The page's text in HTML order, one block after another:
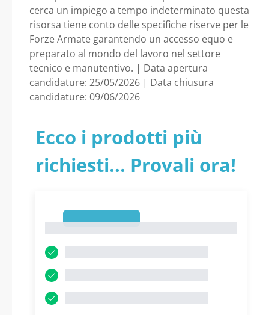
66/2010, se in
possesso dei
requisiti previsti dal
Provincia di Teramo
cerca un impiego a tempo indeterminato questa
risorsa tiene conto delle specifiche riserve per le
Forze Armate garantendo un accesso equo e
preparato al mondo del lavoro nel settore
tecnico e manutentivo. | Data apertura
candidature: 25/05/2026 | Data chiusura
candidature: 09/06/2026
Ecco i prodotti più
richiesti... Provali ora!